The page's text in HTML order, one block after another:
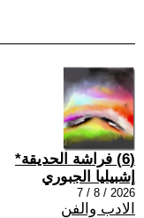
(6) فراشة الحديقة*
إشبيليا الجبوري
2026 / 8 / 7
الادب والفن